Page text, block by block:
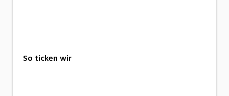
So ticken wir